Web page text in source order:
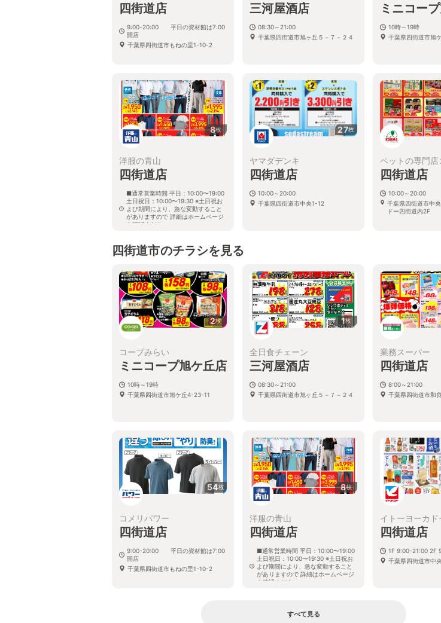
四街道店
9:00-20:00 平日の資材館は7:00
開店
千葉県四街道市もねの里1-10-2
三河屋酒店
08:30～21:00
千葉県四街道市旭ヶ丘５－７－２４
ミニコー
10時～19時
千葉県四街道市旭
8枚
洋服の青山
四街道店
■通常営業時間 平日：10:00〜19:00
土日祝日：10:00〜19:30 ※土日祝お
よび期間により、急な変動すること
がありますので 詳細はホームページ
を確認ください
27枚
ヤマダデンキ
四街道店
10:00～20:00
千葉県四街道市中央1-12
ペットの専門店
四街道店
10:00～20:00
千葉県四街道市中
ドー四街道内2F
四街道市のチラシを見る
2枚
コープみらい
ミニコープ旭ケ丘店
10時～19時
千葉県四街道市旭ケ丘4-23-11
1枚
全日食チェーン
三河屋酒店
08:30～21:00
千葉県四街道市旭ヶ丘５－７－２４
業務スーパー
四街道店
8:00～21:00
千葉県四街道市和
54枚
コメリパワー
四街道店
9:00-20:00 平日の資材館は7:00
開店
千葉県四街道市もねの里1-10-2
8枚
洋服の青山
四街道店
■通常営業時間 平日：10:00〜19:00
土日祝日：10:00〜19:30 ※土日祝お
よび期間により、急な変動すること
がありますので 詳細はホームページ
を確認ください
イトーヨーカド
四街道店
1F 9:00-21:00 2F
千葉県四街道市中
すべて見る